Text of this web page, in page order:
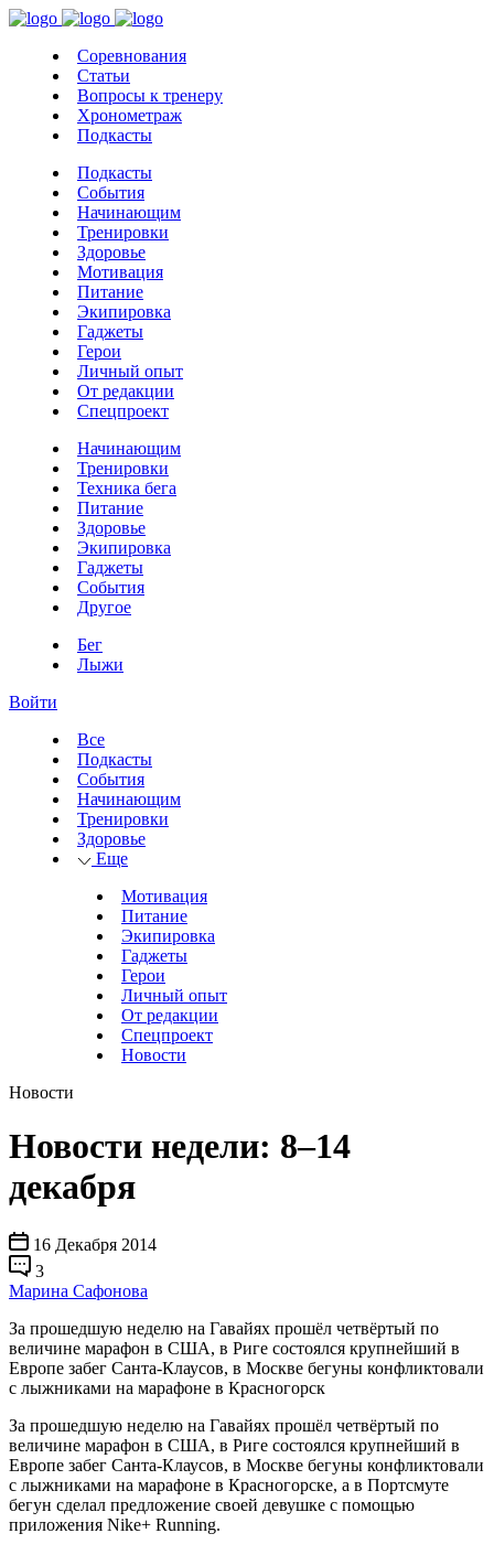
Соревнования
Статьи
Вопросы к тренеру
Хронометраж
Подкасты
Подкасты
События
Начинающим
Тренировки
Здоровье
Мотивация
Питание
Экипировка
Гаджеты
Герои
Личный опыт
От редакции
Спецпроект
Начинающим
Тренировки
Техника бега
Питание
Здоровье
Экипировка
Гаджеты
События
Другое
Бег
Лыжи
Войти
Все
Подкасты
События
Начинающим
Тренировки
Здоровье
Еще
Мотивация
Питание
Экипировка
Гаджеты
Герои
Личный опыт
От редакции
Спецпроект
Новости
Новости
Новости недели: 8–14
декабря
16 Декабря 2014
3
Марина Сафонова
За прошедшую неделю на Гавайях прошёл четвёртый по
величине марафон в США, в Риге состоялся крупнейший в
Европе забег Санта-Клаусов, в Москве бегуны конфликтовали
с лыжниками на марафоне в Красногорск
За прошедшую неделю на Гавайях прошёл четвёртый по
величине марафон в США, в Риге состоялся крупнейший в
Европе забег Санта-Клаусов, в Москве бегуны конфликтовали
с лыжниками на марафоне в Красногорске, а в Портсмуте
бегун сделал предложение своей девушке с помощью
приложения Nike+ Running.